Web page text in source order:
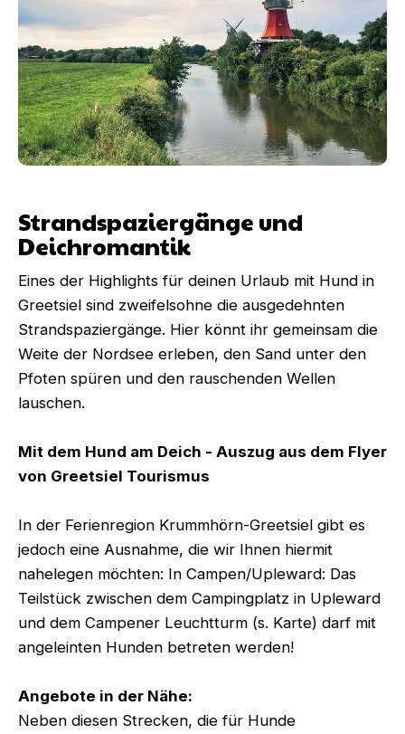
Strandspaziergänge und
Deichromantik
Eines der Highlights für deinen Urlaub mit Hund in
Greetsiel sind zweifelsohne die ausgedehnten
Strandspaziergänge. Hier könnt ihr gemeinsam die
Weite der Nordsee erleben, den Sand unter den
Pfoten spüren und den rauschenden Wellen
lauschen.
Mit dem Hund am Deich - Auszug aus dem Flyer
von Greetsiel Tourismus
In der Ferienregion Krummhörn-Greetsiel gibt es
jedoch eine Ausnahme, die wir Ihnen hiermit
nahelegen möchten: In Campen/Upleward: Das
Teilstück zwischen dem Campingplatz in Upleward
und dem Campener Leuchtturm (s. Karte) darf mit
angeleinten Hunden betreten werden!
Angebote in der Nähe:
Neben diesen Strecken, die für Hunde